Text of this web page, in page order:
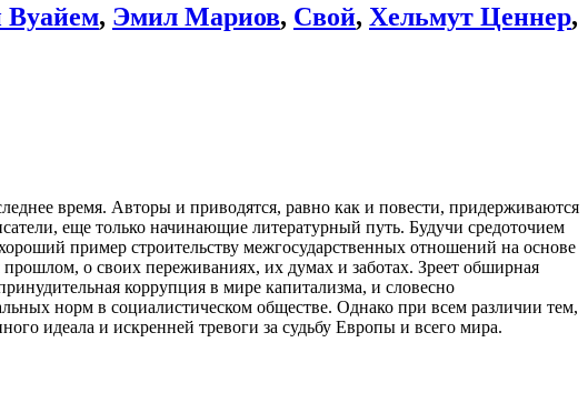
, Эмил Мариов, Свой, Хельмут Ценнер,
время. Авторы и приводятся, равно как и повести, придерживаются
еще только начинающие литературный путь. Будучи средоточием
пример строительству межгосударственных отношений на основе
о своих переживаниях, их думах и заботах. Зреет обширная
коррупция в мире капитализма, и словесно
норм в социалистическом обществе. Однако при всем различии тем,
идеала и искренней тревоги за судьбу Европы и всего мира.